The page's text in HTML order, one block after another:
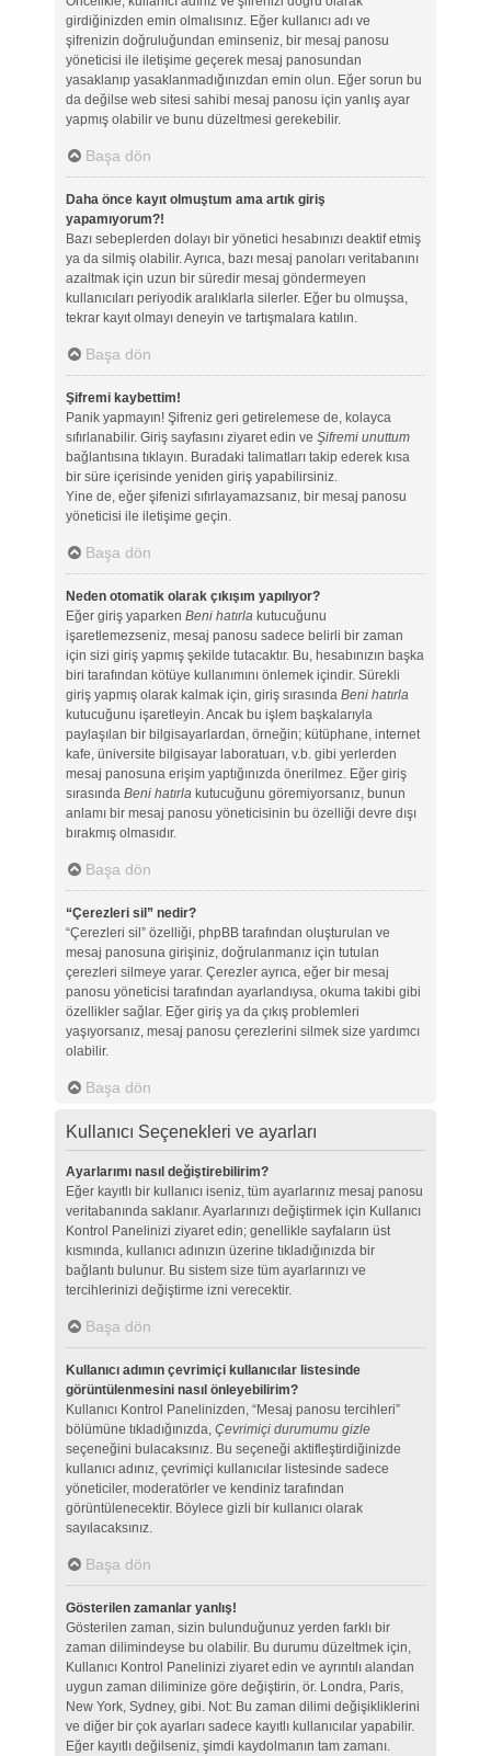
girdiğinizden emin olmalısınız. Eğer kullanıcı adı ve
şifrenizin doğruluğundan eminseniz, bir mesaj panosu
yöneticisi ile iletişime geçerek mesaj panosundan
yasaklanıp yasaklanmadığınızdan emin olun. Eğer sorun bu
da değilse web sitesi sahibi mesaj panosu için yanlış ayar
yapmış olabilir ve bunu düzeltmesi gerekebilir.
Başa dön
Daha önce kayıt olmuştum ama artık giriş
yapamıyorum?!
Bazı sebeplerden dolayı bir yönetici hesabınızı deaktif etmiş
ya da silmiş olabilir. Ayrıca, bazı mesaj panoları veritabanını
azaltmak için uzun bir süredir mesaj göndermeyen
kullanıcıları periyodik aralıklarla silerler. Eğer bu olmuşsa,
tekrar kayıt olmayı deneyin ve tartışmalara katılın.
Başa dön
Şifremi kaybettim!
Panik yapmayın! Şifreniz geri getirelemese de, kolayca
sıfırlanabilir. Giriş sayfasını ziyaret edin ve Şifremi unuttum
bağlantısına tıklayın. Buradaki talimatları takip ederek kısa
bir süre içerisinde yeniden giriş yapabilirsiniz.
Yine de, eğer şifenizi sıfırlayamazsanız, bir mesaj panosu
yöneticisi ile iletişime geçin.
Başa dön
Neden otomatik olarak çıkışım yapılıyor?
Eğer giriş yaparken Beni hatırlakutucuğunu
işaretlemezseniz, mesaj panosu sadece belirli bir zaman
için sizi giriş yapmış şekilde tutacaktır. Bu, hesabınızın başka
biri tarafından kötüye kullanımını önlemek içindir. Sürekli
giriş yapmış olarak kalmak için, giriş sırasında Beni hatırla
kutucuğunu işaretleyin. Ancak bu işlem başkalarıyla
paylaşılan bir bilgisayarlardan, örneğin; kütüphane, internet
kafe, üniversite bilgisayar laboratuarı, v.b. gibi yerlerden
mesaj panosuna erişim yaptığınızda önerilmez. Eğer giriş
sırasında Beni hatırlakutucuğunu göremiyorsanız, bunun
anlamı bir mesaj panosu yöneticisinin bu özelliği devre dışı
bırakmış olmasıdır.
Başa dön
“Çerezleri sil” nedir?
“Çerezleri sil” özelliği, phpBB tarafından oluşturulan ve
mesaj panosuna girişiniz, doğrulanmanız için tutulan
çerezleri silmeye yarar. Çerezler ayrıca, eğer bir mesaj
panosu yöneticisi tarafından ayarlandıysa, okuma takibi gibi
özellikler sağlar. Eğer giriş ya da çıkış problemleri
yaşıyorsanız, mesaj panosu çerezlerini silmek size yardımcı
olabilir.
Başa dön
Kullanıcı Seçenekleri ve ayarları
Ayarlarımı nasıl değiştirebilirim?
Eğer kayıtlı bir kullanıcı iseniz, tüm ayarlarınız mesaj panosu
veritabanında saklanır. Ayarlarınızı değiştirmek için Kullanıcı
Kontrol Panelinizi ziyaret edin; genellikle sayfaların üst
kısmında, kullanıcı adınızın üzerine tıkladığınızda bir
bağlantı bulunur. Bu sistem size tüm ayarlarınızı ve
tercihlerinizi değiştirme izni verecektir.
Başa dön
Kullanıcı adımın çevrimiçi kullanıcılar listesinde
görüntülenmesini nasıl önleyebilirim?
Kullanıcı Kontrol Panelinizden, “Mesaj panosu tercihleri”
bölümüne tıkladığınızda, Çevrimiçi durumumu gizle
seçeneğini bulacaksınız. Bu seçeneği aktifleştirdiğinizde
kullanıcı adınız, çevrimiçi kullanıcılar listesinde sadece
yöneticiler, moderatörler ve kendiniz tarafından
görüntülenecektir. Böylece gizli bir kullanıcı olarak
sayılacaksınız.
Başa dön
Gösterilen zamanlar yanlış!
Gösterilen zaman, sizin bulunduğunuz yerden farklı bir
zaman dilimindeyse bu olabilir. Bu durumu düzeltmek için,
Kullanıcı Kontrol Panelinizi ziyaret edin ve ayrıntılı alandan
uygun zaman diliminize göre değiştirin, ör. Londra, Paris,
New York, Sydney, gibi. Not: Bu zaman dilimi değişikliklerini
ve diğer bir çok ayarları sadece kayıtlı kullanıcılar yapabilir.
Eğer kayıtlı değilseniz, şimdi kaydolmanın tam zamanı.